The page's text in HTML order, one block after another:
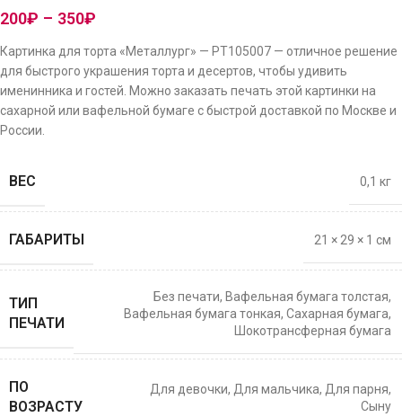
200₽ – 350₽
Картинка для торта «Металлург» — PT105007 — отличное решение
для быстрого украшения торта и десертов, чтобы удивить
именинника и гостей. Можно заказать печать этой картинки на
сахарной или вафельной бумаге с быстрой доставкой по Москве и
России.
ВЕС 0,1 кг
ГАБАРИТЫ 21 × 29 × 1 см
ТИП
ПЕЧАТИ
Без печати, Вафельная бумага толстая,
Вафельная бумага тонкая, Сахарная бумага,
Шокотрансферная бумага
ПО
ВОЗРАСТУ
Для девочки, Для мальчика, Для парня,
Сыну